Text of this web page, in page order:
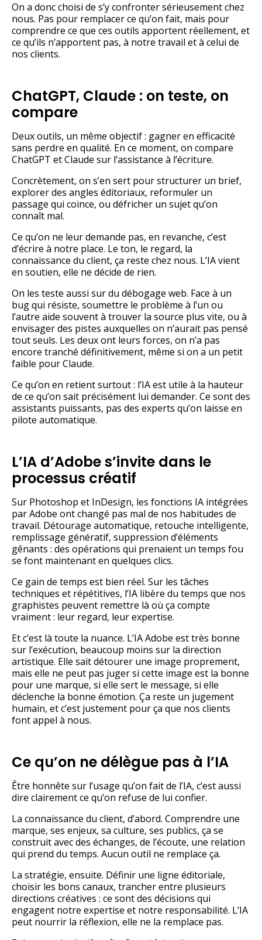
On a donc choisi de s’y confronter sérieusement chez
nous. Pas pour remplacer ce qu’on fait, mais pour
comprendre ce que ces outils apportent réellement, et
ce qu’ils n’apportent pas, à notre travail et à celui de
nos clients.
ChatGPT, Claude : on teste, on
compare
Deux outils, un même objectif : gagner en efficacité
sans perdre en qualité. En ce moment, on compare
ChatGPT et Claude sur l’assistance à l’écriture.
Concrètement, on s’en sert pour structurer un brief,
explorer des angles éditoriaux, reformuler un
passage qui coince, ou défricher un sujet qu’on
connaît mal.
Ce qu’on ne leur demande pas, en revanche, c’est
d’écrire à notre place. Le ton, le regard, la
connaissance du client, ça reste chez nous. L’IA vient
en soutien, elle ne décide de rien.
On les teste aussi sur du débogage web. Face à un
bug qui résiste, soumettre le problème à l’un ou
l’autre aide souvent à trouver la source plus vite, ou à
envisager des pistes auxquelles on n’aurait pas pensé
tout seuls. Les deux ont leurs forces, on n’a pas
encore tranché définitivement, même si on a un petit
faible pour Claude.
Ce qu’on en retient surtout : l’IA est utile à la hauteur
de ce qu’on sait précisément lui demander. Ce sont des
assistants puissants, pas des experts qu’on laisse en
pilote automatique.
L’IA d’Adobe s’invite dans le
processus créatif
Sur Photoshop et InDesign, les fonctions IA intégrées
par Adobe ont changé pas mal de nos habitudes de
travail. Détourage automatique, retouche intelligente,
remplissage génératif, suppression d’éléments
gênants : des opérations qui prenaient un temps fou
se font maintenant en quelques clics.
Ce gain de temps est bien réel. Sur les tâches
techniques et répétitives, l’IA libère du temps que nos
graphistes peuvent remettre là où ça compte
vraiment : leur regard, leur expertise.
Et c’est là toute la nuance. L’IA Adobe est très bonne
sur l’exécution, beaucoup moins sur la direction
artistique. Elle sait détourer une image proprement,
mais elle ne peut pas juger si cette image est la bonne
pour une marque, si elle sert le message, si elle
déclenche la bonne émotion. Ça reste un jugement
humain, et c’est justement pour ça que nos clients
font appel à nous.
Ce qu’on ne délègue pas à l’IA
Être honnête sur l’usage qu’on fait de l’IA, c’est aussi
dire clairement ce qu’on refuse de lui confier.
La connaissance du client, d’abord. Comprendre une
marque, ses enjeux, sa culture, ses publics, ça se
construit avec des échanges, de l’écoute, une relation
qui prend du temps. Aucun outil ne remplace ça.
La stratégie, ensuite. Définir une ligne éditoriale,
choisir les bons canaux, trancher entre plusieurs
directions créatives : ce sont des décisions qui
engagent notre expertise et notre responsabilité. L’IA
peut nourrir la réflexion, elle ne la remplace pas.